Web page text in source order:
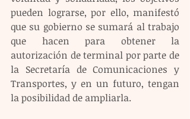
pueden lograrse, por ello, manifestó
que su gobierno se sumará al trabajo
que hacen para obtener la
autorización de terminal por parte de
la Secretaría de Comunicaciones y
Transportes, y en un futuro, tengan
la posibilidad de ampliarla.